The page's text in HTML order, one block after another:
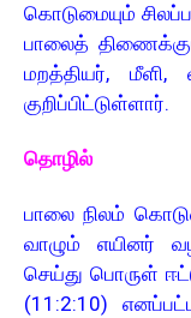
கொடுமையும்
பாலைத்
மறத்தியர்,
குறிப்பிட்டுள்ளார்.
தொழில்
பாலை நிலம்
வாழும் எயினர்
செய்து பொருள்
(11:2:10)